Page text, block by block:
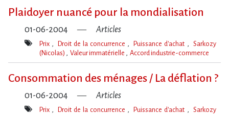
Plaidoyer nuancé pour la mondialisation
01-06-2004 Articles
Mot(s)-
Prix Droit de la concurrence Puissance d'achat
Sarkozy
(Nicolas)
Valeur immatérielle Accord industrie-commerce
Consommation des ménages / La déflation ?
01-06-2004 Articles
Prix Droit de la concurrence Puissance d'achat
Sarkozy